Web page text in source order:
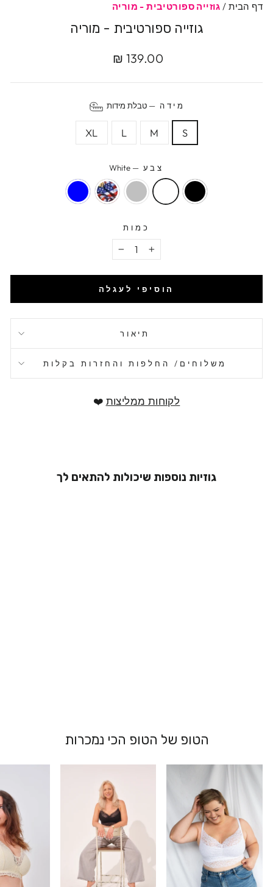
דף הבית / גוזייה ספורטיבית - מוריה
גוזייה ספורטיבית - מוריה
מחיר
139.00 ₪
מידה—טבלת מידות
S
M
L
XL
צבע—
White
כמות
− +
הוסיפי לעגלה
תיאור
משלוחים/ החלפות והחזרות בקלות
לקוחות ממליצות ❤️
גוזיות נוספות שיכולות להתאים לך
הטופ של הטופ הכי נמכרות